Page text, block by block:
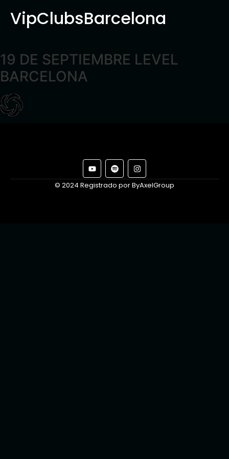
VipClubsBarcelona
19 DE SEPTIEMBRE LEVEL
BARCELONA
© 2024 Registrado por ByAxelGroup